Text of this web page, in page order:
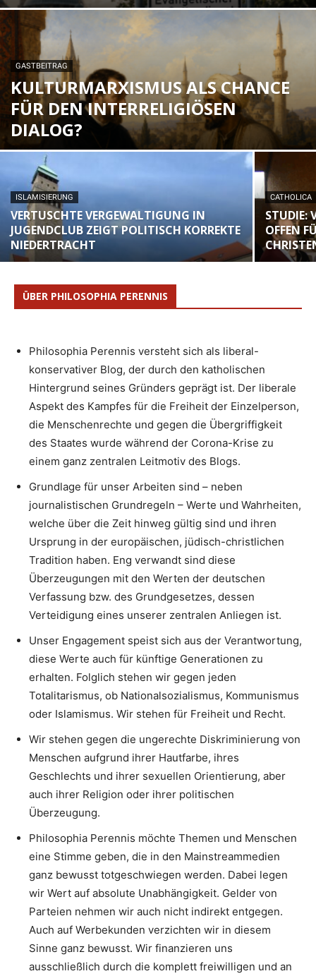
GASTBEITRAG
KULTURMARXISMUS ALS CHANCE
FÜR DEN INTERRELIGIÖSEN
DIALOG?
ISLAMISIERUNG
VERTUSCHTE VERGEWALTIGUNG IN
JUGENDCLUB ZEIGT POLITISCH KORREKTE
NIEDERTRACHT
CATHOLICA
STUDIE:
OFFEN
ÜBER PHILOSOPHIA PERENNIS
Philosophia Perennis versteht sich als liberal-
konservativer Blog, der durch den katholischen
Hintergrund seines Gründers geprägt ist. Der liberale
Aspekt des Kampfes für die Freiheit der Einzelperson,
die Menschenrechte und gegen die Übergriffigkeit
des Staates wurde während der Corona-Krise zu
einem ganz zentralen Leitmotiv des Blogs.
Grundlage für unser Arbeiten sind – neben
journalistischen Grundregeln – Werte und Wahrheiten,
welche über die Zeit hinweg gültig sind und ihren
Ursprung in der europäischen, jüdisch-christlichen
Tradition haben. Eng verwandt sind diese
Überzeugungen mit den Werten der deutschen
Verfassung bzw. des Grundgesetzes, dessen
Verteidigung eines unserer zentralen Anliegen ist.
Unser Engagement speist sich aus der Verantwortung,
diese Werte auch für künftige Generationen zu
erhalten. Folglich stehen wir gegen jeden
Totalitarismus, ob Nationalsozialismus, Kommunismus
oder Islamismus. Wir stehen für Freiheit und Recht.
Wir stehen gegen die ungerechte Diskriminierung von
Menschen aufgrund ihrer Hautfarbe, ihres
Geschlechts und ihrer sexuellen Orientierung, aber
auch ihrer Religion oder ihrer politischen
Überzeugung.
Philosophia Perennis möchte Themen und Menschen
eine Stimme geben, die in den Mainstreammedien
ganz bewusst totgeschwiegen werden. Dabei legen
wir Wert auf absolute Unabhängigkeit. Gelder von
Parteien nehmen wir auch nicht indirekt entgegen.
Auch auf Werbekunden verzichten wir in diesem
Sinne ganz bewusst. Wir finanzieren uns
ausschließlich durch die komplett freiwilligen und an